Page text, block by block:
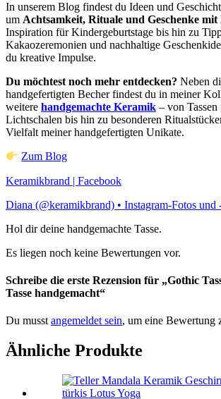
In unserem Blog findest du Ideen und
um Achtsamkeit, Rituale und Geschenke mit
Inspiration für Kindergeburtstage bis hin zu
Kakaozeremonien und nachhaltige
du kreative Impulse.
Du möchtest noch mehr entdecken? Neben
handgefertigten Becher findest du in meiner
weitere handgemachte Keramik – von
Lichtschalen bis hin zu besonderen
Vielfalt meiner handgefertigten Unikate.
Zum Blog
Keramikbrand | Facebook
Diana (@keramikbrand) • Instagram-Fotos und
Hol dir deine handgemachte Tasse.
Es liegen noch keine Bewertungen vor.
Schreibe die erste Rezension für „Gothic
Tasse handgemacht“
Du musst angemeldet sein, um eine Bewertung
Ähnliche Produkte